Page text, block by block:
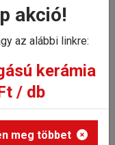
(19x40) sajtolt
akció!
az alábbi linkre:
kerámia
/ db
meg többet